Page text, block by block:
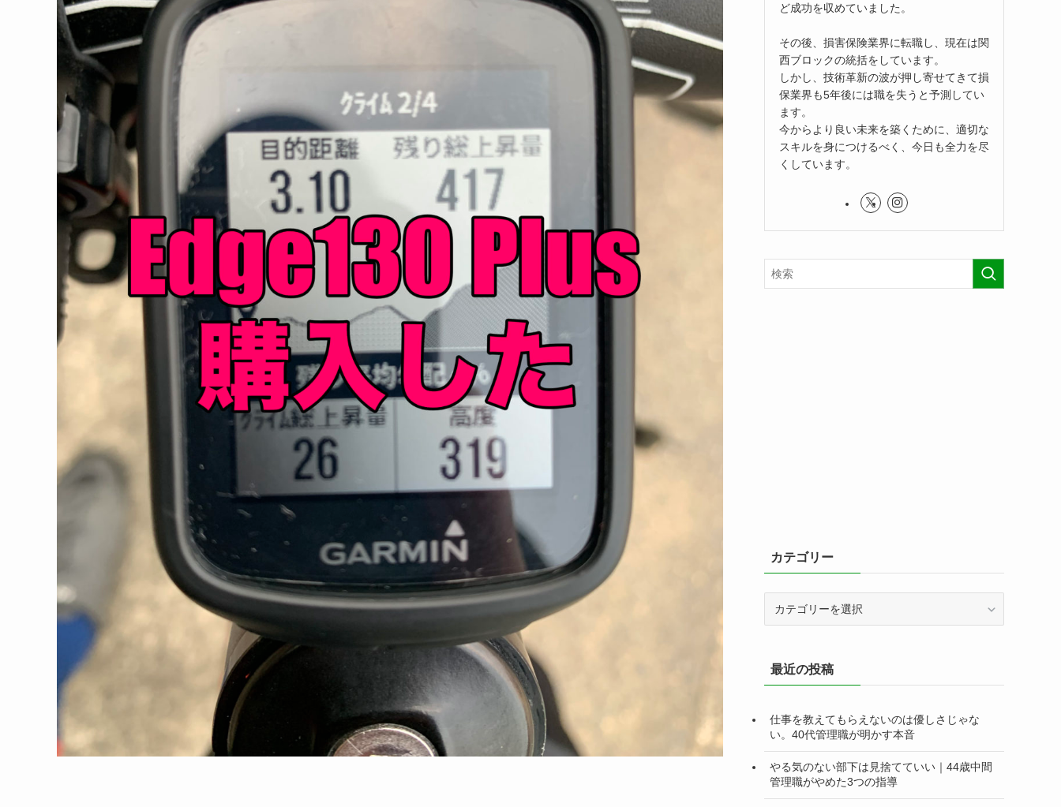
ど成功を収めていました。
その後、損害保険業界に転職し、現在は関
西ブロックの統括をしています。
しかし、技術革新の波が押し寄せてきて損
保業界も5年後には職を失うと予測してい
ます。
今からより良い未来を築くために、適切な
スキルを身につけるべく、今日も全力を尽
くしています。
カテゴリー
ー最近の投稿
仕事を教えてもらえないのは優しさじゃな
い。40代管理職が明かす本音
やる気のない部下は見捨てていい｜44歳中間
管理職がやめた3つの指導